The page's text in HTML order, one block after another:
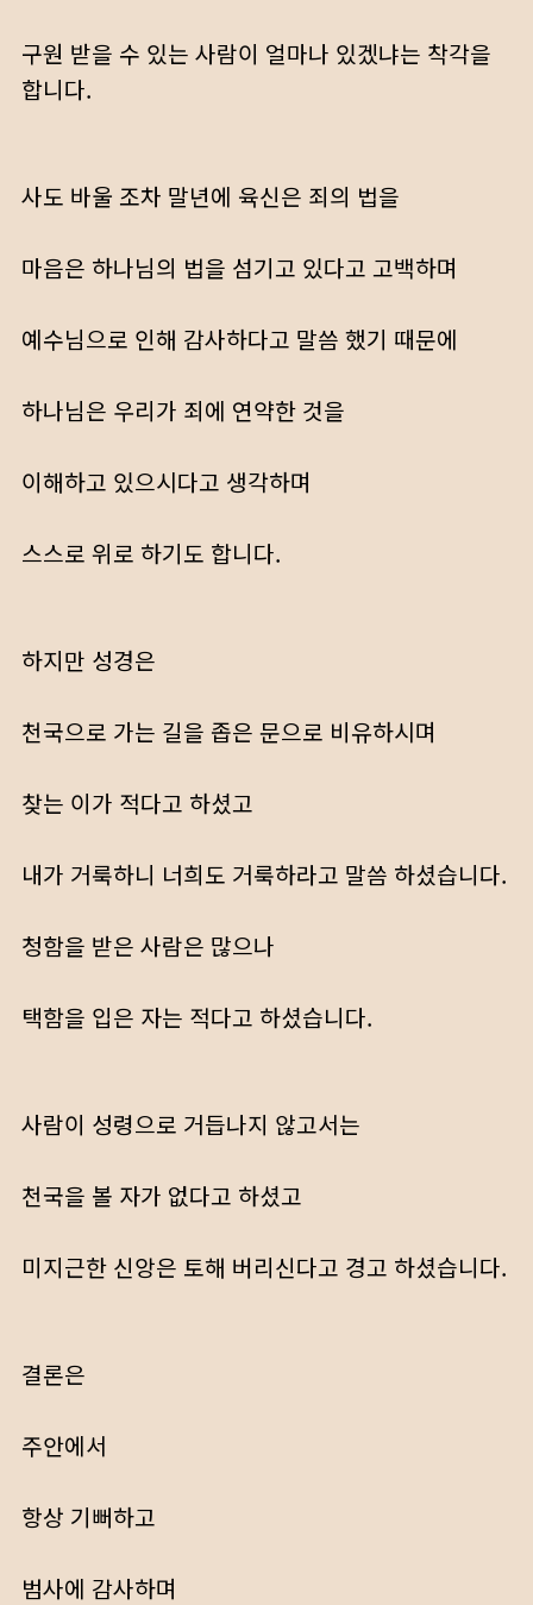
구원 받을 수 있는 사람이 얼마나 있겠냐는 착각을
합니다.
사도 바울 조차 말년에 육신은 죄의 법을
마음은 하나님의 법을 섬기고 있다고 고백하며
예수님으로 인해 감사하다고 말씀 했기 때문에
하나님은 우리가 죄에 연약한 것을
이해하고 있으시다고 생각하며
스스로 위로 하기도 합니다.
하지만 성경은
천국으로 가는 길을 좁은 문으로 비유하시며
찾는 이가 적다고 하셨고
내가 거룩하니 너희도 거룩하라고 말씀 하셨습니다.
청함을 받은 사람은 많으나
택함을 입은 자는 적다고 하셨습니다.
사람이 성령으로 거듭나지 않고서는
천국을 볼 자가 없다고 하셨고
미지근한 신앙은 토해 버리신다고 경고 하셨습니다.
결론은
주안에서
항상 기뻐하고
범사에 감사하며